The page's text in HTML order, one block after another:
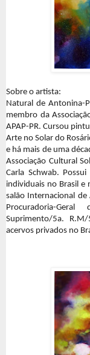
Sobre o artista:
Natural de Antonina-
membro da
APAP-PR. Cursou
Arte no Solar do
e há mais de uma
Associação Cultural
Carla Schwab.
individuais no Brasil
salão Internacional de
Procuradoria-
Suprimento/5a.
acervos privados no